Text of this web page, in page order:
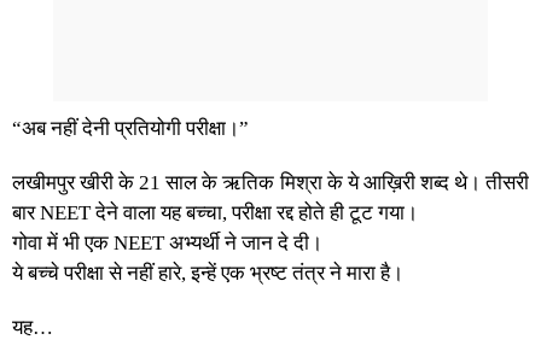
“अब नहीं देनी प्रतियोगी परीक्षा।”
लखीमपुर खीरी के 21 साल के ऋतिक मिश्रा के ये आख़िरी शब्द थे। तीसरी
बार NEET देने वाला यह बच्चा, परीक्षा रद्द होते ही टूट गया।
गोवा में भी एक NEET अभ्यर्थी ने जान दे दी।
ये बच्चे परीक्षा से नहीं हारे, इन्हें एक भ्रष्ट तंत्र ने मारा है।
यह…